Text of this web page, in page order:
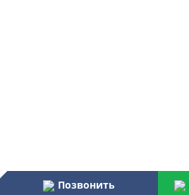
Позвонить